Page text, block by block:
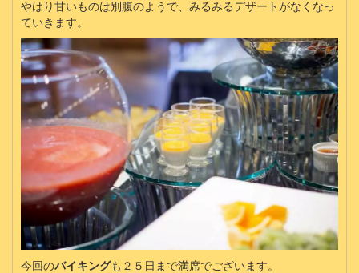
やはり甘いものは別腹のようで、みるみるデザートがなくなっ
ていきます。
今回のバイキングも２５日まで満席でございます。